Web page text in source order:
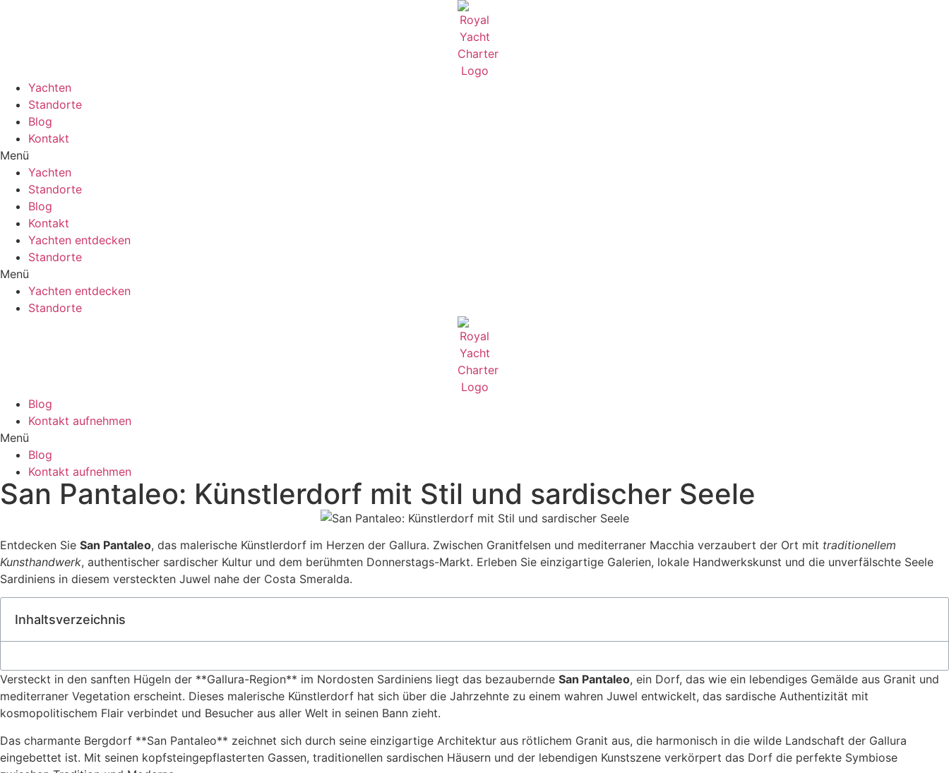
Yachten
Standorte
Blog
Kontakt
Menü
Yachten
Standorte
Blog
Kontakt
Yachten entdecken
Standorte
Menü
Yachten entdecken
Standorte
Blog
Kontakt aufnehmen
Menü
Blog
Kontakt aufnehmen
San Pantaleo: Künstlerdorf mit Stil und sardischer Seele
Entdecken Sie San Pantaleo, das malerische Künstlerdorf im Herzen der Gallura. Zwischen Granitfelsen und mediterraner Macchia verzaubert der Ort mit traditionellem
Kunsthandwerk, authentischer sardischer Kultur und dem berühmten Donnerstags-Markt. Erleben Sie einzigartige Galerien, lokale Handwerkskunst und die unverfälschte Seele
Sardiniens in diesem versteckten Juwel nahe der Costa Smeralda.
Inhaltsverzeichnis
Versteckt in den sanften Hügeln der **Gallura-Region** im Nordosten Sardiniens liegt das bezaubernde San Pantaleo, ein Dorf, das wie ein lebendiges Gemälde aus Granit und
mediterraner Vegetation erscheint. Dieses malerische Künstlerdorf hat sich über die Jahrzehnte zu einem wahren Juwel entwickelt, das sardische Authentizität mit
kosmopolitischem Flair verbindet und Besucher aus aller Welt in seinen Bann zieht.
Das charmante Bergdorf **San Pantaleo** zeichnet sich durch seine einzigartige Architektur aus rötlichem Granit aus, die harmonisch in die wilde Landschaft der Gallura
eingebettet ist. Mit seinen kopfsteingepflasterten Gassen, traditionellen sardischen Häusern und der lebendigen Kunstszene verkörpert das Dorf die perfekte Symbiose